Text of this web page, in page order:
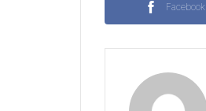
Facebook